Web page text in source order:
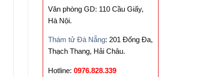
Văn phòng GD: 110 Cầu Giấy,
Hà Nội.
Thám tử Đà Nẵng: 201 Đống Đa,
Thạch Thang, Hải Châu.
Hotline: 0976.828.339